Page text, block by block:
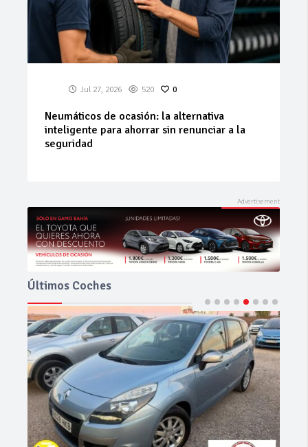
Jul 23, 2026 184 0
La 42ª Subida a Vejer comienza a perfilarse
Últimos Coches